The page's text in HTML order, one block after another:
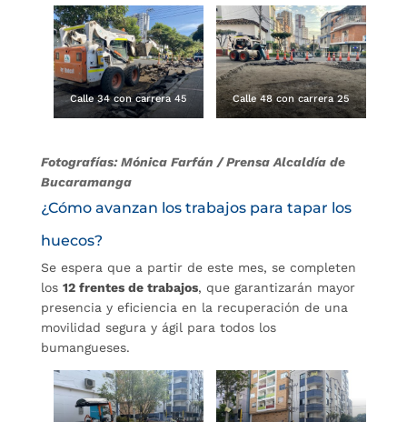
Calle 34 con carrera 45 Calle 48 con carrera 25
Fotografías: Mónica Farfán / Prensa Alcaldía de
Bucaramanga
¿Cómo avanzan los trabajos para tapar los
huecos?
Se espera que a partir de este mes, se completen
los 12 frentes de trabajos, que garantizarán mayor
presencia y eficiencia en la recuperación de una
movilidad segura y ágil para todos los
bumangueses.